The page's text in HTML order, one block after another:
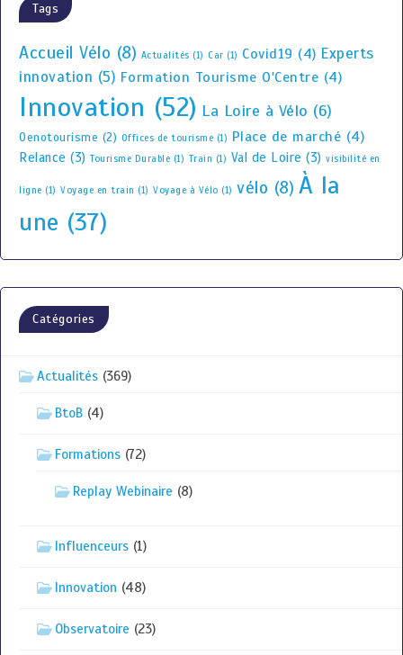
Tags
Accueil Vélo (8) Actualités (1) Car (1) Covid19 (4) Experts
innovation (5) Formation Tourisme O'Centre (4)
Innovation (52) La Loire à Vélo (6)
Oenotourisme (2) Offices de tourisme (1) Place de marché (4)
Relance (3) Tourisme Durable (1) Train (1) Val de Loire (3) visibilité en
ligne (1) Voyage en train (1) Voyage à Vélo (1) vélo (8) À la
une (37)
Catégories
Actualités (369)
BtoB (4)
Formations (72)
Replay Webinaire (8)
Influenceurs (1)
Innovation (48)
Observatoire (23)